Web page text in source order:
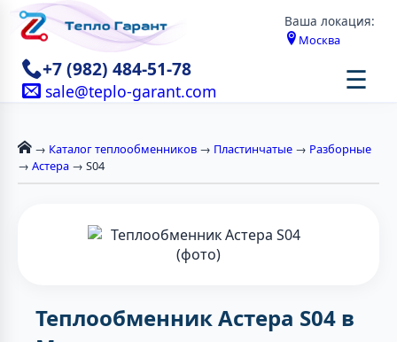
Ваша локация:
Москва
+7 (982) 484-51-78
sale@teplo-garant.com ☰
→ Каталог теплообменников → Пластинчатые → Разборные
→ Астера → S04
Теплообменник Астера S04 в